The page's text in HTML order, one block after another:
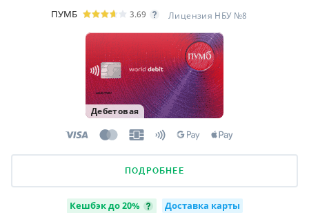
ПУМБ 3.69 Лицензия НБУ №8
Дебетовая
ПОДРОБНЕЕ
Кешбэк до 20% Доставка карты